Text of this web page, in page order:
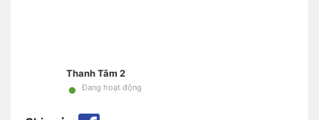
Thanh Tâm 2
• Đang hoạt động